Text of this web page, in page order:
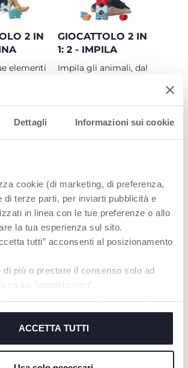
Dettagli Informazioni sui cookie
cookie (di marketing, di preferenza,
di terze parti, per inviarti pubblicità e
in linea con le tue preferenze o allo
la tua esperienza sul sito.
tutti” acconsenti al posizionamento
di più o prestare il consenso solo ad
su "impostazioni".
banner acconsenti all’uso dei soli
per fruire del servizio
ACCETTA TUTTI
2 IN
elementi
GIOCATTOLO 2 IN
1: 2 - IMPILA
Impila gli animali, dal
DELLA
degli
parte